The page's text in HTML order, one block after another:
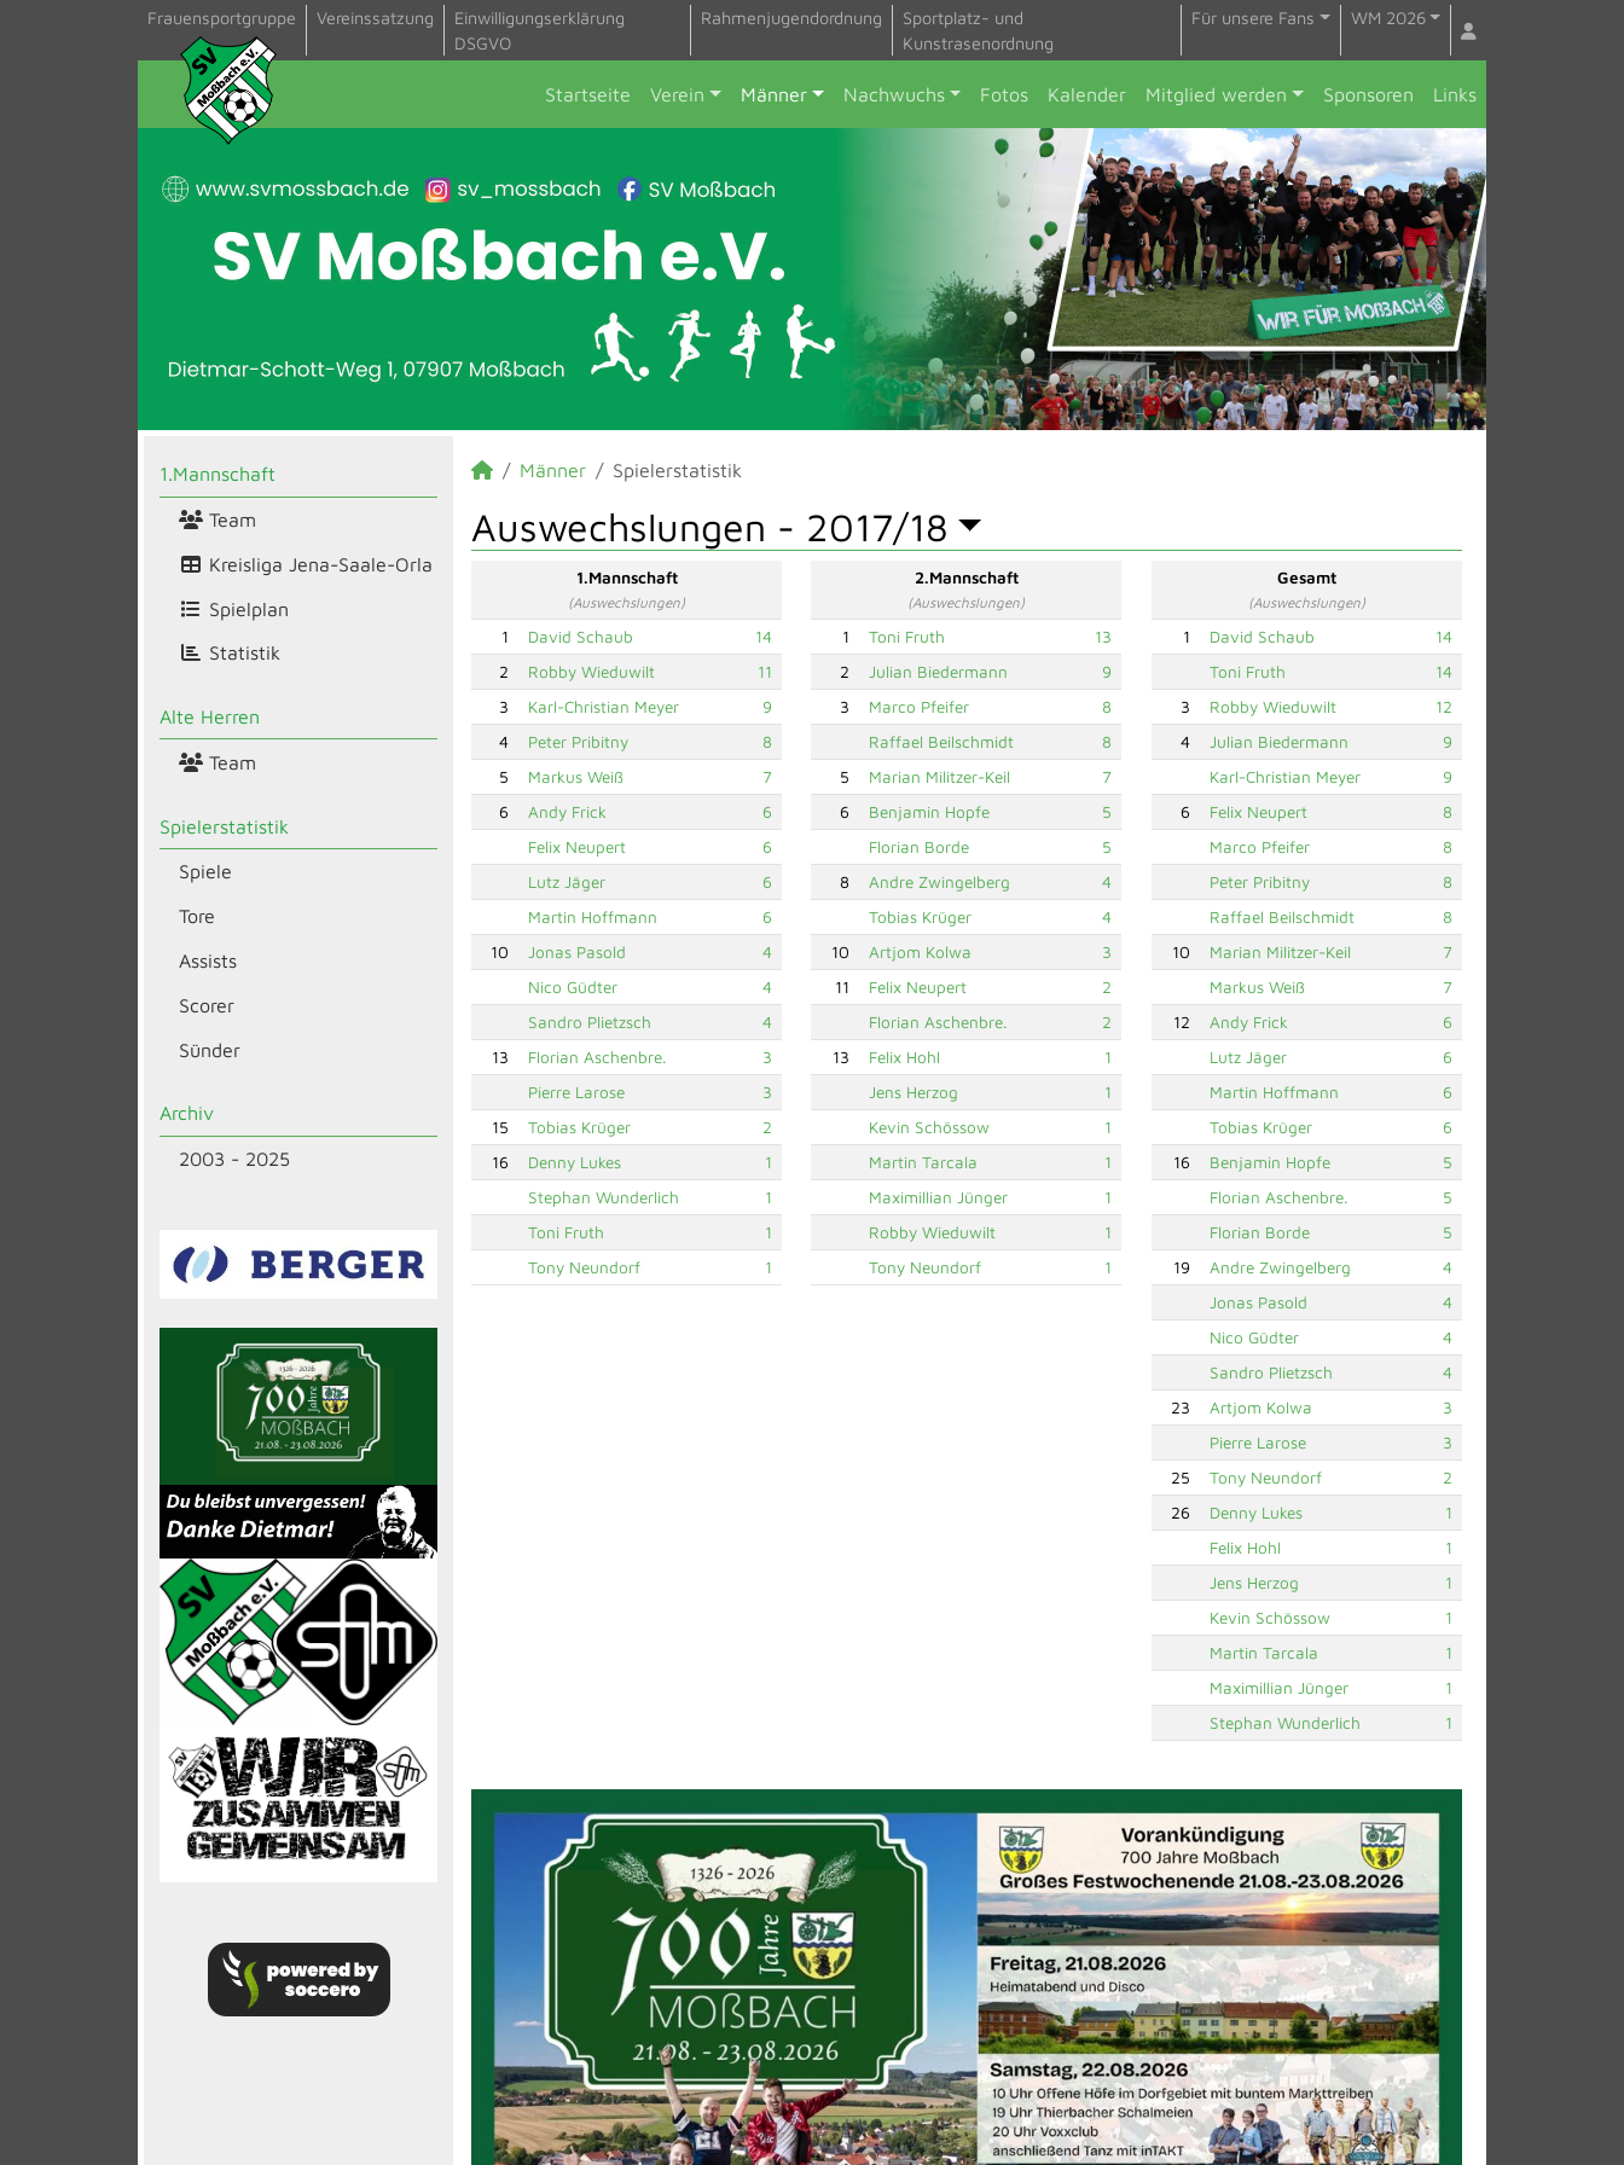
Frauensportgruppe Vereinssatzung
Einwilligungserklärung
DSGVO
Rahmenjugendordnung
Sportplatz- und
Kunstrasenordnung
Für unsere Fans WM 2026
Startseite Verein Männer Nachwuchs Fotos Kalender Mitglied werden Sponsoren Links
1.Mannschaft
Team
Kreisliga Jena-Saale-Orla
Spielplan
Statistik
Alte Herren
Team
Spielerstatistik
Spiele
Tore
Assists
Scorer
Sünder
Archiv
2003 - 2025
Männer Spielerstatistik
Auswechslungen - 2017/18
1.Mannschaft
(Auswechslungen)
1 David Schaub
14
2
Robby Wieduwilt
11
3
Karl-Christian Meyer
9
4
Peter Pribitny
8
5
Markus Weiß
7
6
Andy Frick
6
Felix Neupert
6
Lutz Jäger
6
Martin Hoffmann
6
10
Jonas Pasold
4
Nico Güdter
4
Sandro Plietzsch
4
13
Florian Aschenbre.
3
Pierre Larose
3
15
Tobias Krüger
2
16
Denny Lukes
1
Stephan Wunderlich
1
Toni Fruth
1
Tony Neundorf
1
2.Mannschaft
(Auswechslungen)
1 Toni Fruth
13
2
Julian Biedermann
9
3
Marco Pfeifer
8
Raffael Beilschmidt
8
5
Marian Militzer-Keil
7
6
Benjamin Hopfe
5
Florian Borde
5
8
Andre Zwingelberg
4
Tobias Krüger
4
10
Artjom Kolwa
3
11
Felix Neupert
2
Florian Aschenbre.
2
13
Felix Hohl
1
Jens Herzog
1
Kevin Schössow
1
Martin Tarcala
1
Maximillian Jünger
1
Robby Wieduwilt
1
Tony Neundorf
1
Gesamt
(Auswechslungen)
1 David Schaub
14
Toni Fruth
14
3
Robby Wieduwilt
12
4
Julian Biedermann
9
Karl-Christian Meyer
9
6
Felix Neupert
8
Marco Pfeifer
8
Peter Pribitny
8
Raffael Beilschmidt
8
10
Marian Militzer-Keil
7
Markus Weiß
7
12
Andy Frick
6
Lutz Jäger
6
Martin Hoffmann
6
Tobias Krüger
6
16
Benjamin Hopfe
5
Florian Aschenbre.
5
Florian Borde
5
19
Andre Zwingelberg
4
Jonas Pasold
4
Nico Güdter
4
Sandro Plietzsch
4
23
Artjom Kolwa
3
Pierre Larose
3
25
Tony Neundorf
2
26
Denny Lukes
1
Felix Hohl
1
Jens Herzog
1
Kevin Schössow
1
Martin Tarcala
1
Maximillian Jünger
1
Stephan Wunderlich
1